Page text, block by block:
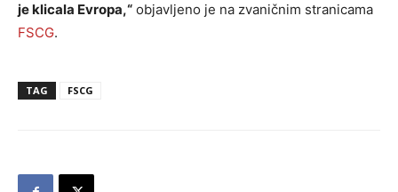
je klicala Evropa,“ objavljeno je na zvaničnim stranicama
FSCG.
TAG FSCG